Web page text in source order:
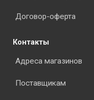
Договор-оферта
Контакты
Адреса магазинов
Поставщикам